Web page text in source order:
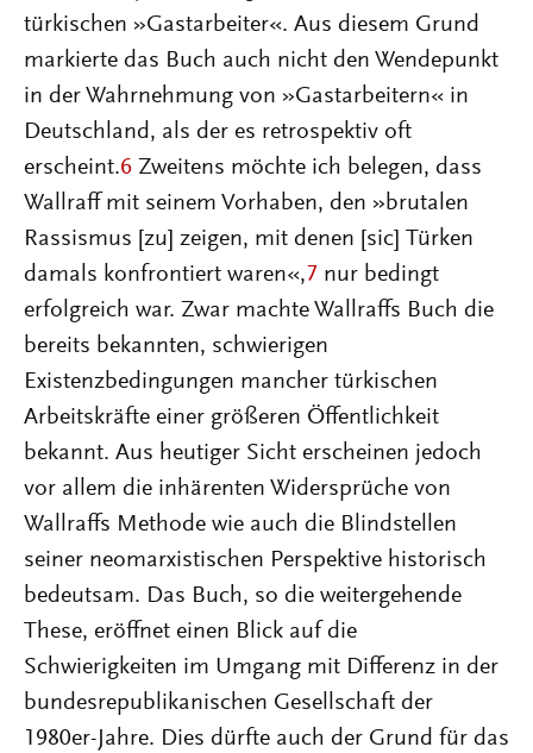
türkischen »Gastarbeiter«. Aus diesem Grund
markierte das Buch auch nicht den Wendepunkt
in der Wahrnehmung von »Gastarbeitern« in
Deutschland, als der es retrospektiv oft
erscheint.6 Zweitens möchte ich belegen, dass
Wallraff mit seinem Vorhaben, den »brutalen
Rassismus [zu] zeigen, mit denen [sic] Türken
damals konfrontiert waren«,7 nur bedingt
erfolgreich war. Zwar machte Wallraffs Buch die
bereits bekannten, schwierigen
Existenzbedingungen mancher türkischen
Arbeitskräfte einer größeren Öffentlichkeit
bekannt. Aus heutiger Sicht erscheinen jedoch
vor allem die inhärenten Widersprüche von
Wallraffs Methode wie auch die Blindstellen
seiner neomarxistischen Perspektive historisch
bedeutsam. Das Buch, so die weitergehende
These, eröffnet einen Blick auf die
Schwierigkeiten im Umgang mit Differenz in der
bundesrepublikanischen Gesellschaft der
1980er-Jahre. Dies dürfte auch der Grund für das